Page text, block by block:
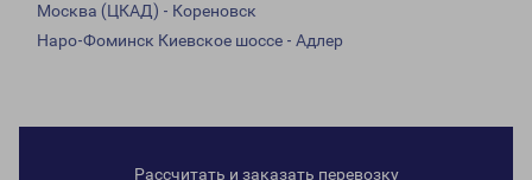
Москва (ЦКАД) - Кореновск
Наро-Фоминск Киевское шоссе - Адлер
Рассчитать и заказать перевозку